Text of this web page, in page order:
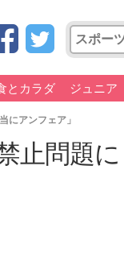
とカラダ ジュニア
にアンフェア」
止問題に